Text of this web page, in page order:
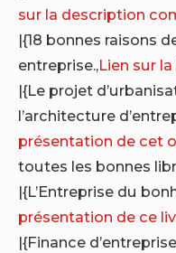
sur la description
|{18 bonnes raisons
entreprise.,Lien sur
|{Le projet
l’architecture
présentation de cet
toutes les bonnes
|{L’Entreprise du
présentation de ce
|{Finance